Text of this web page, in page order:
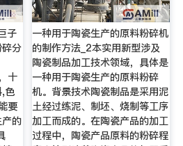
子
分
十
色
要
的
一种用于陶瓷生产的原料粉碎机
的制作方法_2本实用新型涉及
陶瓷制品加工技术领域，具体是
一种用于陶瓷生产的原料粉碎
机。背景技术陶瓷制品是采用泥
土经过练泥、制坯、烧制等工序
加工而成的。在陶瓷产品的加工
过程中，陶瓷产品原料的粉碎程